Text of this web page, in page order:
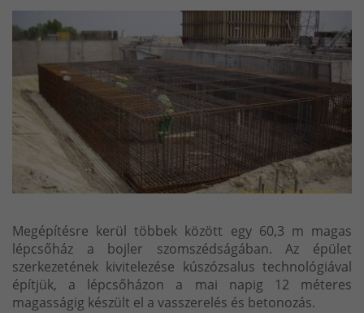
Megépítésre kerül többek között egy 60,3 m magas
lépcsőház a bojler szomszédságában. Az épület
szerkezetének kivitelezése kúszózsalus technológiával
építjük, a lépcsőházon a mai napig 12 méteres
magasságig készült el a vasszerelés és betonozás.